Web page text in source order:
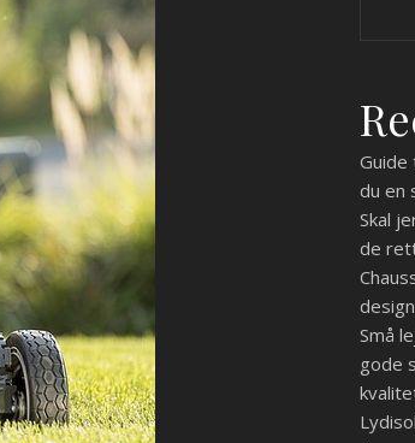
Guide
du en
Skal
de
Små
gode